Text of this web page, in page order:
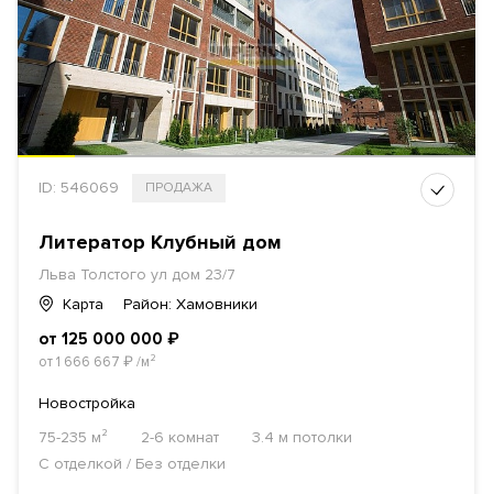
ID: 546069 ПРОДАЖА
Литератор Клубный дом
Льва Толстого ул дом 23/7
Карта
Район: Хамовники
от 125 000 000 ₽
от 1 666 667 ₽/м²
Новостройка
75-235 м²
2-6 комнат
3.4 м потолки
С отделкой / Без отделки